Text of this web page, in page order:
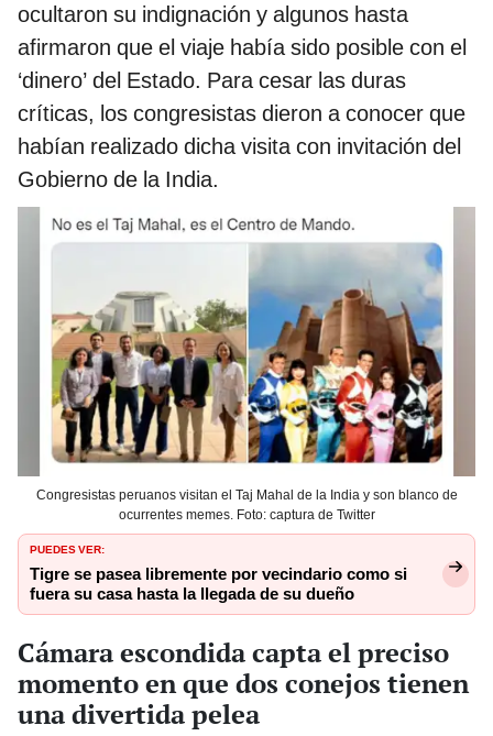
ocultaron su indignación y algunos hasta
afirmaron que el viaje había sido posible con el
‘dinero’ del Estado. Para cesar las duras
críticas, los congresistas dieron a conocer que
habían realizado dicha visita con invitación del
Gobierno de la India.
Congresistas peruanos visitan el Taj Mahal de la India y son blanco de
ocurrentes memes. Foto: captura de Twitter
PUEDES VER:
Tigre se pasea libremente por vecindario como si
fuera su casa hasta la llegada de su dueño
Cámara escondida capta el preciso
momento en que dos conejos tienen
una divertida pelea